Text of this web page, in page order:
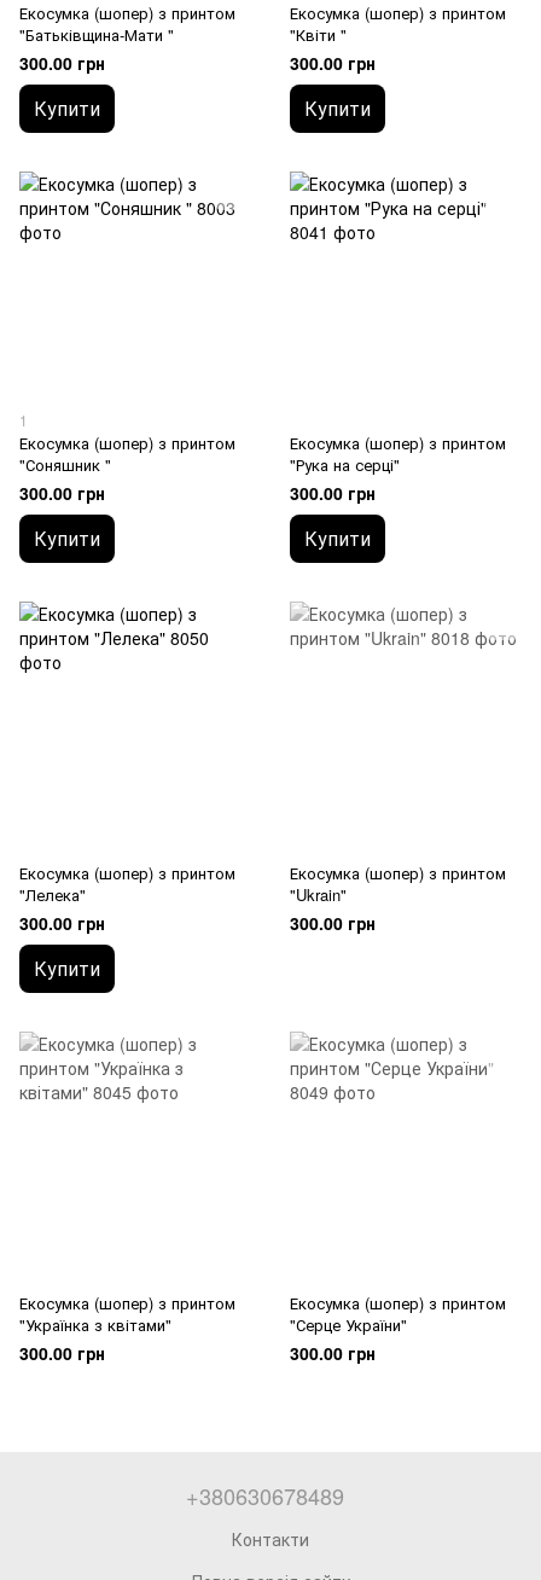
Екосумка (шопер) з принтом
"Батьківщина-Мати "
300.00 грн
Купити
Екосумка (шопер) з принтом
"Квіти "
300.00 грн
Купити
1
Екосумка (шопер) з принтом
"Соняшник "
300.00 грн
Купити
Екосумка (шопер) з принтом
"Рука на серці"
300.00 грн
Купити
Екосумка (шопер) з принтом
"Лелека"
300.00 грн
Купити
Екосумка (шопер) з принтом
"Ukrain"
300.00 грн
Екосумка (шопер) з принтом
"Українка з квітами"
300.00 грн
Екосумка (шопер) з принтом
"Серце України"
300.00 грн
+380630678489
Контакти